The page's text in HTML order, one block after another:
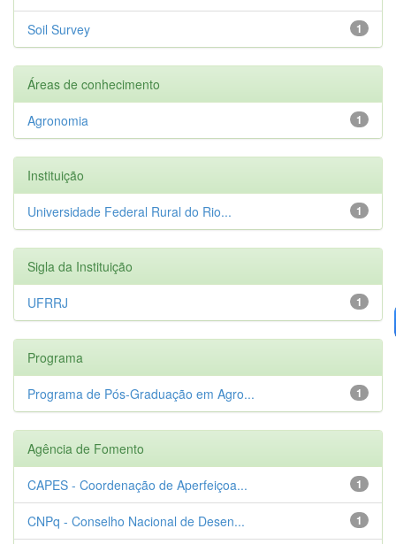
1
Soil Survey
Áreas de conhecimento
1
Agronomia
Instituição
1
Universidade Federal Rural do Rio...
Sigla da Instituição
1
UFRRJ
Programa
1
Programa de Pós-Graduação em Agro...
Agência de Fomento
1
CAPES - Coordenação de Aperfeiçoa...
1
CNPq - Conselho Nacional de Desen...